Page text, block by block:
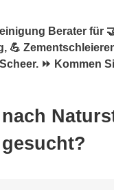
Berater für
💪
⏩ Kommen